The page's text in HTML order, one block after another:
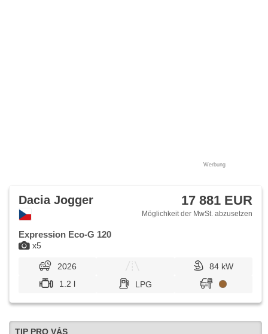
Werbung
x5
Dacia Jogger 17 881 EUR
Möglichkeit der MwSt. abzusetzen
Expression Eco-G 120
2026
84 kW
1.2 l
LPG
TIP PRO VÁS